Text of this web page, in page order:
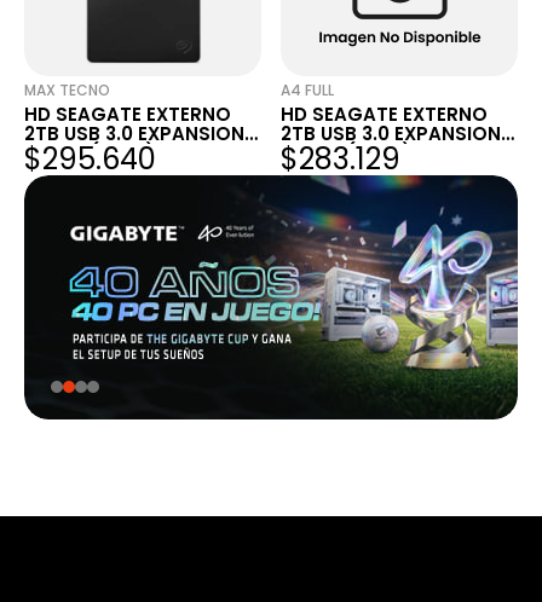
MAX TECNO
HD SEAGATE EXTERNO
2TB USB 3.0 EXPANSION
BLACK (7308)
$295.640
A4 FULL
HD SEAGATE EXTERNO
2TB USB 3.0 EXPANSION
BLACK (7308)
$283.129